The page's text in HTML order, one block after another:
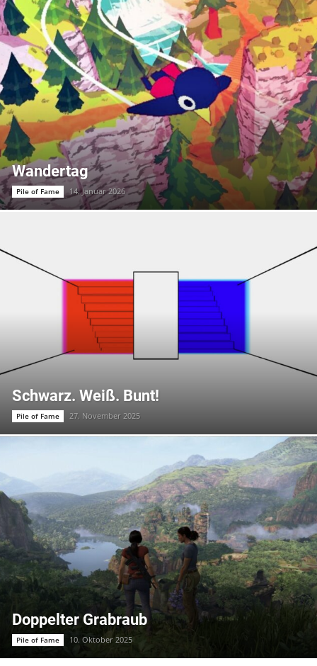
Wandertag
Pile of Fame 14. Januar 2026
Schwarz. Weiß. Bunt!
Pile of Fame 27. November 2025
Doppelter Grabraub
Pile of Fame 10. Oktober 2025